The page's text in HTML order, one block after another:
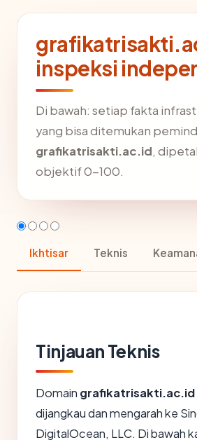
inspeksi
Di bawah: setiap fakta
yang bisa ditemukan
grafikatrisakti.ac.id,
objektif 0-100.
Ikhtisar Teknis
Tinjauan Teknis
Domain grafikatrisakti.ac.id
dijangkau dan mengarah ke
DigitalOcean, LLC. Di bawah